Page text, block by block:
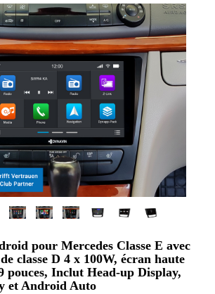
pour Mercedes Classe E avec
classe D 4 x 100W, écran haute
pouces, Inclut Head-up Display,
et Android Auto